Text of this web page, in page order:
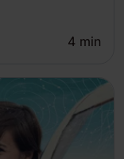
4 min